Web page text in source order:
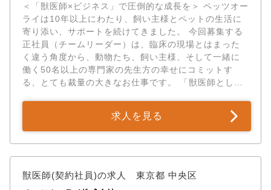
＜「獣医師×ビジネス」で圧倒的な成長を＞ ペッツオー
ライは10年以上にわたり、飼い主様とペットの生活に
寄り添い、サポートを続けてきました。 今回募集する
正社員（チームリーダー）は、臨床の現場とはまった
く違う角度から、動物たち、飼い主様、そして一緒に
働く50名以上の専門家の先生方の幸せにコミットす
る、とても裁量の大きなお仕事です。 「獣医師として
もグロースさせる実感を味わいたい！」 そんな熱いパ
ッションを持った先生を、私たちは待っています。 10
年培ってきた信頼をベースに、次の未来を一緒につく
り、圧倒的な成長を遂げませんか？あなたの挑戦を、
社員一同ワクワクしながらお待ちしています！
求人を見る
獣医師(契約社員)の求人 東京都 中央区